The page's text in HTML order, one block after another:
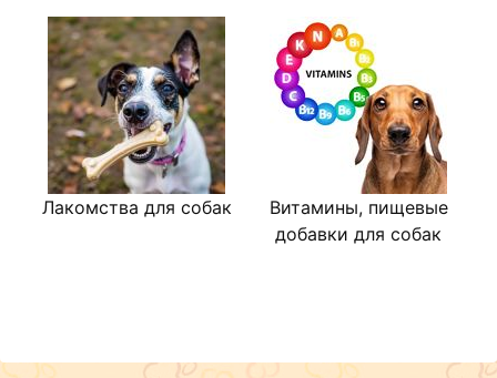
Лакомства для собак
Витамины, пищевые
добавки для собак